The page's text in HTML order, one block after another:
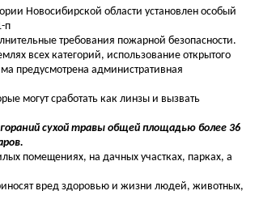
Новосибирской области установлен особый
п
требования пожарной безопасности.
всех категорий, использование открытого
предусмотрена административная
могут сработать как линзы и вызвать
сухой травы общей площадью более 36
помещениях, на дачных участках, парках, а
вред здоровью и жизни людей, животных,